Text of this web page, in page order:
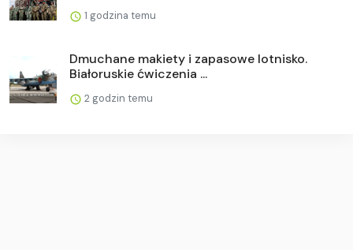
1 godzina temu
Dmuchane makiety i zapasowe lotnisko.
Białoruskie ćwiczenia ...
2 godzin temu